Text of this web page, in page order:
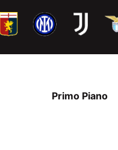
Primo Piano